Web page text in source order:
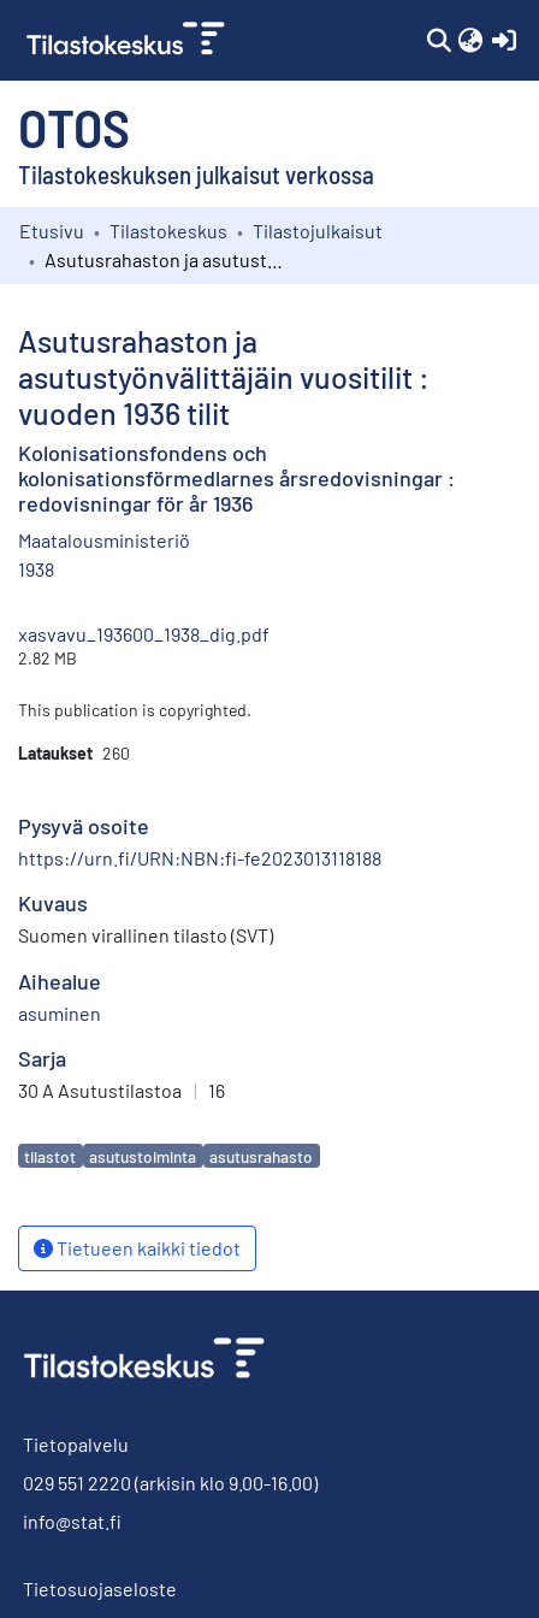
OTOS
Tilastokeskuksen julkaisut verkossa
Kokoelmat
Etusivu Tilastokeskus
Tilastojulkaisut
Asutusrahaston ja
asutustyönvälittäjäin vuositilit :
vuoden 1936 tilit
Kolonisationsfondens och
kolonisationsförmedlarnes årsredovisningar :
redovisningar för år 1936
Maatalousministeriö
1938
xasvavu_193600_1938_dig.pdf
2.82 MB
This publication is copyrighted.
Lataukset 260
Pysyvä osoite
https://urn.fi/URN:NBN:fi-fe2023013118188
Kuvaus
Suomen virallinen tilasto (SVT)
Aihealue
asuminen
Sarja
30 A Asutustilastoa | 16
Avainsanat
tilastot asutustoiminta asutusrahasto
Tietueen kaikki tiedot
Tietopalvelu
029 551 2220 (arkisin klo 9.00-16.00)
info@stat.fi
Tietosuojaseloste